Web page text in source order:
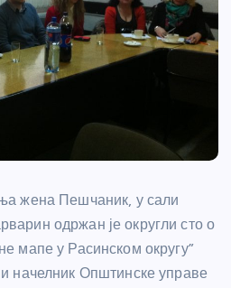
жена Пешчаник, у сали
одржан је округли сто о
мапе у Расинском округу”
начелник Општинске управе